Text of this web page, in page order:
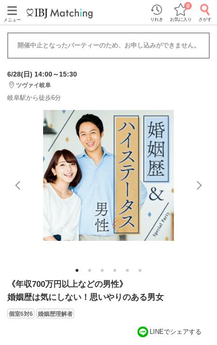
メニュー りれき お気に入り
0
さがす
開催中止となったパーティーのため、お申し込みができません。
6/28(日) 14:00～15:30
ツヴァイ岐阜
岐阜駅から徒歩6分
1 2 3 4 5 6
《年収700万円以上などの男性》
婚姻歴は気にしない！思いやりのある男女
個室6対6 婚姻歴理解者
LINEでシェアする